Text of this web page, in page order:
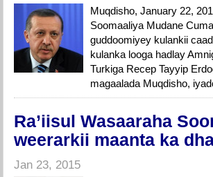
Muqdisho, January 22,
Soomaaliya Mudane
guddoomiyey kulankii
kulanka looga hadlay
Turkiga Recep Tayyip
magaalada Muqdisho,
Ra’iisul Wasaaraha
weerarkii maanta ka
Jan 23, 2015